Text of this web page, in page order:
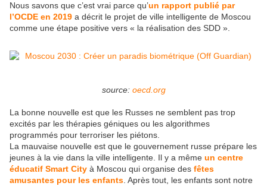
Nous savons que c’est vrai parce qu’un rapport publié par
l’OCDE en 2019 a décrit le projet de ville intelligente de Moscou
comme une étape positive vers « la réalisation des SDD ».
source: oecd.org
La bonne nouvelle est que les Russes ne semblent pas trop
excités par les thérapies géniques ou les algorithmes
programmés pour terroriser les piétons.
La mauvaise nouvelle est que le gouvernement russe prépare les
jeunes à la vie dans la ville intelligente. Il y a même un centre
éducatif Smart City à Moscou qui organise des fêtes
amusantes pour les enfants . Après tout, les enfants sont notre